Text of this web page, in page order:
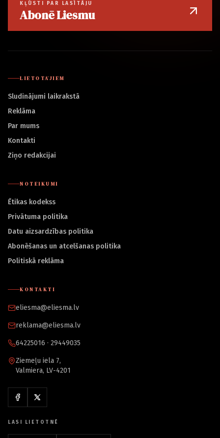
KĻŪSTI PAR LASĪTĀJU
Abonē Liesmu
LIETOTĀJIEM
Sludinājumi laikrakstā
Reklāma
Par mums
Kontakti
Ziņo redakcijai
NOTEIKUMI
Ētikas kodekss
Privātuma politika
Datu aizsardzības politika
Abonēšanas un atcelšanas politika
Politiskā reklāma
KONTAKTI
eliesma@eliesma.lv
reklama@eliesma.lv
64225016 · 29449035
Ziemeļu iela 7,
Valmiera, LV-4201
LASI LIETOTNĒ